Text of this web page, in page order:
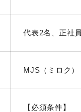
代表2名、正社
MJS（ミロク）
【必須条件】